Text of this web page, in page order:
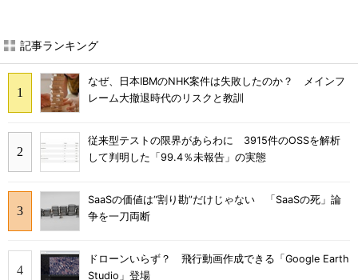
記事ランキング
なぜ、日本IBMのNHK案件は失敗したのか？ メインフ
レーム大撤退時代のリスクと教訓
従来型テストの限界があらわに 3915件のOSSを解析
して判明した「99.4％未報告」の実態
SaaSの価値は“割り勘”だけじゃない 「SaaSの死」論
争を一刀両断
ドローンいらず？ 飛行動画作成できる「Google Earth
Studio」登場